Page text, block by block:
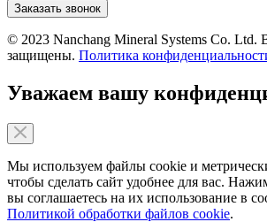
Заказать звонок
© 2023 Nanchang Mineral Systems Co. Ltd.
защищены. Политика
Уважаем вашу
Мы используем файлы cookie и
чтобы сделать сайт удобнее для вас.
вы соглашаетесь на их использование в
Политикой обработки файлов cookie.